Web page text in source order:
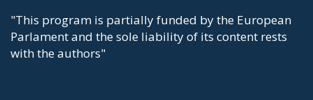
"This program is partially funded by the European
Parlament and the sole liability of its content rests
with the authors"